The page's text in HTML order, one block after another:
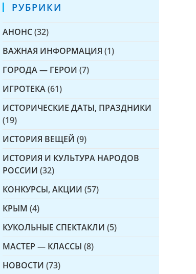
РУБРИКИ
АНОНС(32)
ВАЖНАЯ ИНФОРМАЦИЯ (1)
ГОРОДА — ГЕРОИ (7)
ИГРОТЕКА(61)
ИСТОРИЧЕСКИЕ ДАТЫ, ПРАЗДНИКИ
(19)
ИСТОРИЯ ВЕЩЕЙ (9)
ИСТОРИЯ И КУЛЬТУРА НАРОДОВ
РОССИИ (32)
КОНКУРСЫ, АКЦИИ (57)
КРЫМ (4)
КУКОЛЬНЫЕ СПЕКТАКЛИ (5)
МАСТЕР — КЛАССЫ (8)
НОВОСТИ (73)